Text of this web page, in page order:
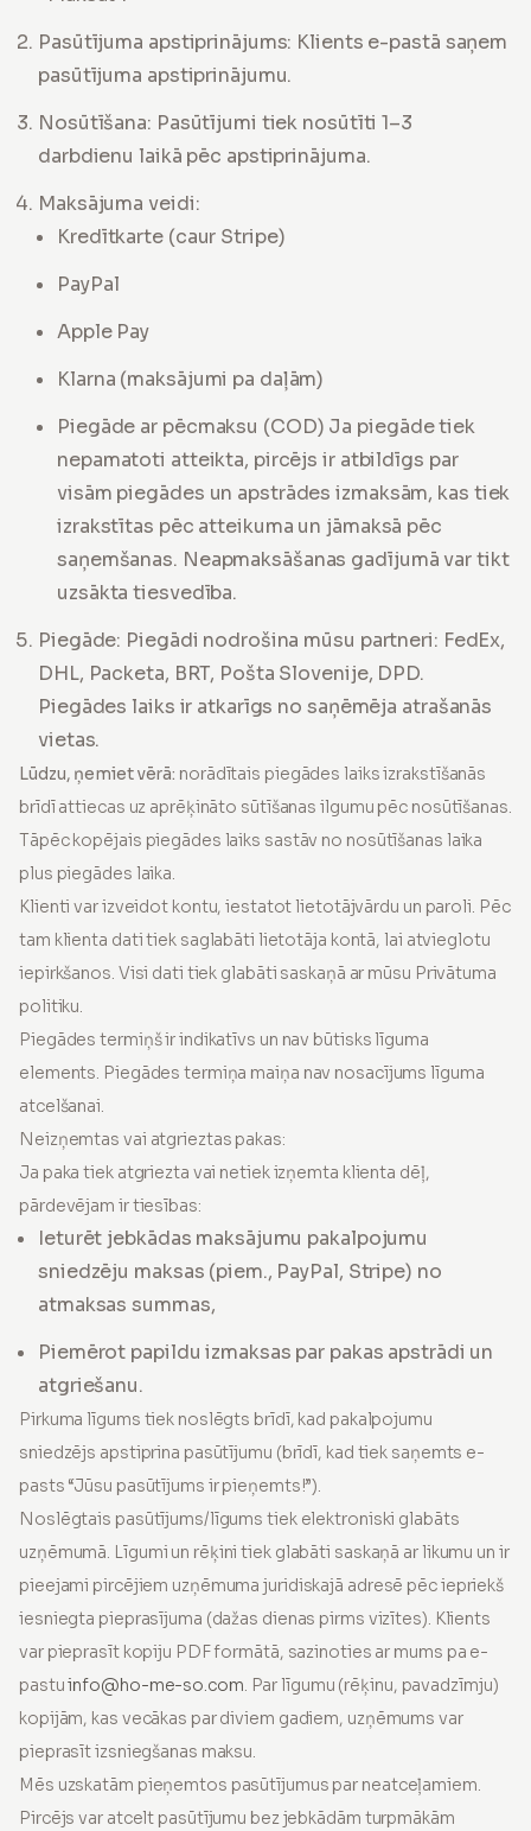
Pasūtījuma apstiprinājums: Klients e-pastā saņem
pasūtījuma apstiprinājumu.
Nosūtīšana: Pasūtījumi tiek nosūtīti 1–3
darbdienu laikā pēc apstiprinājuma.
Maksājuma veidi:
Kredītkarte (caur Stripe)
PayPal
Apple Pay
Klarna (maksājumi pa daļām)
Piegāde ar pēcmaksu (COD) Ja piegāde tiek
nepamatoti atteikta, pircējs ir atbildīgs par
visām piegādes un apstrādes izmaksām, kas tiek
izrakstītas pēc atteikuma un jāmaksā pēc
saņemšanas. Neapmaksāšanas gadījumā var tikt
uzsākta tiesvedība.
Piegāde: Piegādi nodrošina mūsu partneri: FedEx,
DHL, Packeta, BRT, Pošta Slovenije, DPD.
Piegādes laiks ir atkarīgs no saņēmēja atrašanās
vietas.
Lūdzu, ņemiet vērā: norādītais piegādes laiks izrakstīšanās
brīdī attiecas uz aprēķināto sūtīšanas ilgumu pēc nosūtīšanas.
Tāpēc kopējais piegādes laiks sastāv no nosūtīšanas laika
plus piegādes laika.
Klienti var izveidot kontu, iestatot lietotājvārdu un paroli. Pēc
tam klienta dati tiek saglabāti lietotāja kontā, lai atvieglotu
iepirkšanos. Visi dati tiek glabāti saskaņā ar mūsu Privātuma
politiku.
Piegādes termiņš ir indikatīvs un nav būtisks līguma
elements. Piegādes termiņa maiņa nav nosacījums līguma
atcelšanai.
Neizņemtas vai atgrieztas pakas:
Ja paka tiek atgriezta vai netiek izņemta klienta dēļ,
pārdevējam ir tiesības:
Ieturēt jebkādas maksājumu pakalpojumu
sniedzēju maksas (piem., PayPal, Stripe) no
atmaksas summas,
Piemērot papildu izmaksas par pakas apstrādi un
atgriešanu.
Pirkuma līgums tiek noslēgts brīdī, kad pakalpojumu
sniedzējs apstiprina pasūtījumu (brīdī, kad tiek saņemts e-
pasts “Jūsu pasūtījums ir pieņemts!”).
Noslēgtais pasūtījums/līgums tiek elektroniski glabāts
uzņēmumā. Līgumi un rēķini tiek glabāti saskaņā ar likumu un ir
pieejami pircējiem uzņēmuma juridiskajā adresē pēc iepriekš
iesniegta pieprasījuma (dažas dienas pirms vizītes). Klients
var pieprasīt kopiju PDF formātā, sazinoties ar mums pa e-
pastuinfo@ho-me-so.com. Par līgumu (rēķinu, pavadzīmju)
kopijām, kas vecākas par diviem gadiem, uzņēmums var
pieprasīt izsniegšanas maksu.
Mēs uzskatām pieņemtos pasūtījumus par neatceļamiem.
Pircējs var atcelt pasūtījumu bez jebkādām turpmākām